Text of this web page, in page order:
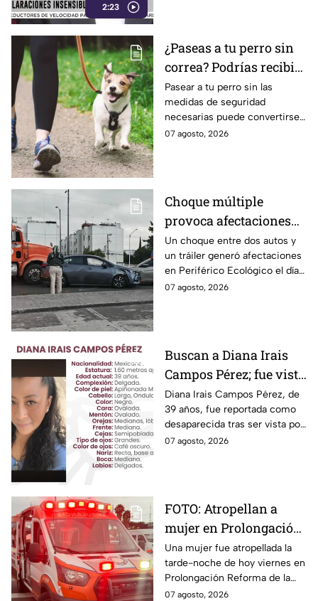
2:23
las también morenistas
Nayeli Salvatori y
Grace Palomares
en Palestina. Tras la polémica y
el rechazo, el mandatario tuvo
que salir a pedir disculpas…
pero la pregunta es: ¿Basta
con decir “me equivoqué”
cada vez que una declaración
genera indignación?
¿Paseas a tu perro sin
correa? Podrías recibir
una fuerte MULTA
Pasear a tu perro sin las
medidas de seguridad
necesarias puede convertirse
en una infracción en la CDMX,
07 agosto, 2026
Choque múltiple
provoca afectaciones
en Periférico Ecológico
hoy viernes
Un choque entre dos autos y
un tráiler generó afectaciones
en Periférico Ecológico el día
de hoy, con dirección a la 24
07 agosto, 2026
Buscan a Diana Irais
Campos Pérez; fue vista
por última vez en la
ciudad de Puebla
Diana Irais Campos Pérez, de
39 años, fue reportada como
desaparecida tras ser vista por
última vez el 6 de agosto en
07 agosto, 2026
FOTO: Atropellan a
mujer en Prolongación
Reforma, en Puebla,
hoy viernes; así se vio
la zona
Una mujer fue atropellada la
tarde-noche de hoy viernes en
Prolongación Reforma de la
ciudad de Puebla; toma
07 agosto, 2026